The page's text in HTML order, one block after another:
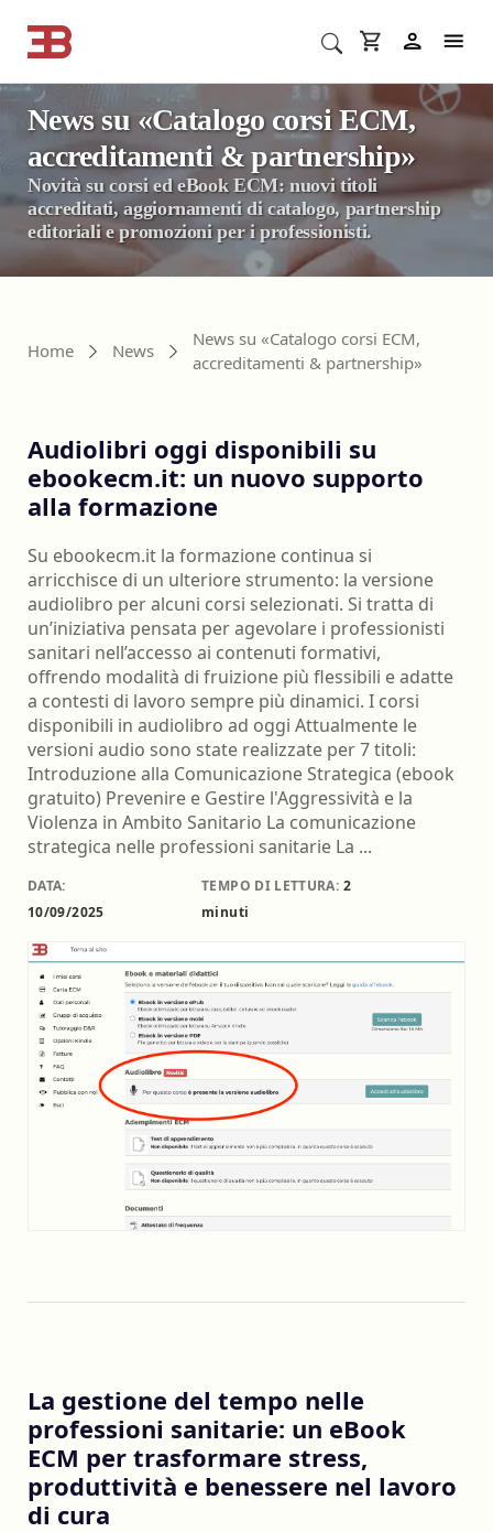
Cerca corsi ECM o altro
News su «Catalogo corsi ECM,
accreditamenti & partnership»
Novità su corsi ed eBook ECM: nuovi titoli
accreditati, aggiornamenti di catalogo, partnership
editoriali e promozioni per i professionisti.
Home News
News su «Catalogo corsi ECM,
accreditamenti & partnership»
Audiolibri oggi disponibili su
ebookecm.it: un nuovo supporto
alla formazione
Su ebookecm.it la formazione continua si
arricchisce di un ulteriore strumento: la versione
audiolibro per alcuni corsi selezionati. Si tratta di
un’iniziativa pensata per agevolare i professionisti
sanitari nell’accesso ai contenuti formativi,
offrendo modalità di fruizione più flessibili e adatte
a contesti di lavoro sempre più dinamici. I corsi
disponibili in audiolibro ad oggi Attualmente le
versioni audio sono state realizzate per 7 titoli:
Introduzione alla Comunicazione Strategica (ebook
gratuito) Prevenire e Gestire l'Aggressività e la
Violenza in Ambito Sanitario La comunicazione
strategica nelle professioni sanitarie La ...
DATA:
10/09/2025
TEMPO DI LETTURA: 2
minuti
La gestione del tempo nelle
professioni sanitarie: un eBook
ECM per trasformare stress,
produttività e benessere nel lavoro
di cura